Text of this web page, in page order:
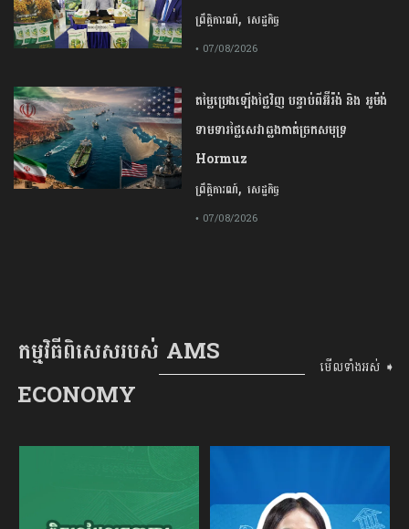
ព្រឹត្តិការណ៍, សេដ្ឋកិច្ច
• 07/08/2026
តម្លៃប្រេងឡើងថ្លៃវិញ បន្ទាប់ពីអ៊ីរ៉ង់ និង អូម៉ង់
ទាមទារថ្លៃសេវាឆ្លងកាត់ច្រកសមុទ្រ
Hormuz
ព្រឹត្តិការណ៍, សេដ្ឋកិច្ច
• 07/08/2026
កម្មវិធីពិសេសរបស់ AMS
ECONOMY
មើលទាំងអស់ ➧